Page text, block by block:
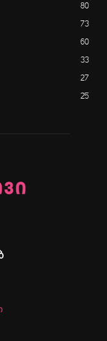
80
73
60
33
27
25